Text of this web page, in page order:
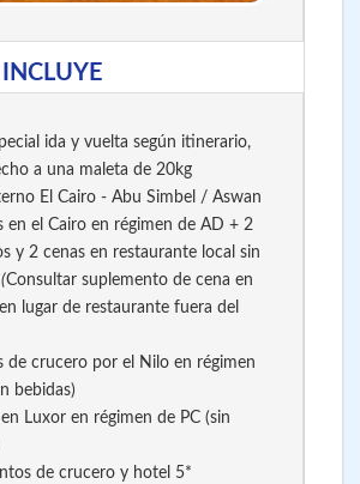
INCLUYE
ida y vuelta según itinerario,
a una maleta de 20kg
El Cairo - Abu Simbel / Aswan
en el Cairo en régimen de AD + 2
y 2 cenas en restaurante local sin
(Consultar suplemento de cena en
lugar de restaurante fuera del
de crucero por el Nilo en régimen
bebidas)
Luxor en régimen de PC (sin
de crucero y hotel 5*